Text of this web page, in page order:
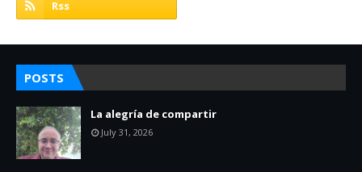
POSTS
La alegría de compartir
July 31, 2026